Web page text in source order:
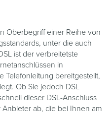
Oberbegriff einer Reihe von
unter die auch
ist der verbreitetste
in
Telefonleitung bereitgestellt,
Ob Sie jedoch DSL
dieser DSL-Anschluss
ab, die bei Ihnen am